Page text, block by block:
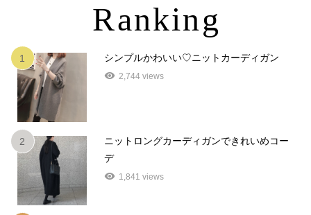
Ranking
1 シンプルかわいい♡ニットカーディガン
2,744 views
2
ニットロングカーディガンできれいめコー
デ
1,841 views